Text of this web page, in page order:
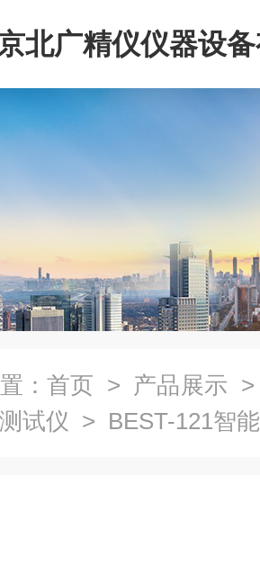
北广精仪仪器设
： 首页 > 产品展示
试仪 > BEST-121智